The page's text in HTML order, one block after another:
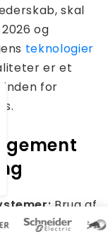
skal
og
teknologier
er et
inden for
Brug af